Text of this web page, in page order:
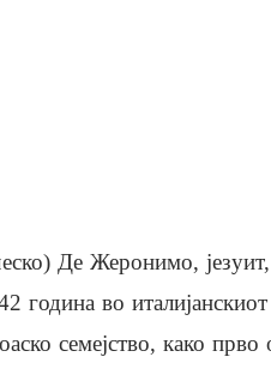
Де Жеронимо, језуит,
година во
семејство, како прво